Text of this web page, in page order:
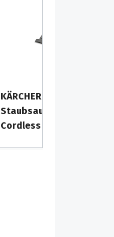
KÄRCHER Akku-
Staubsauger VC 5
Cordless